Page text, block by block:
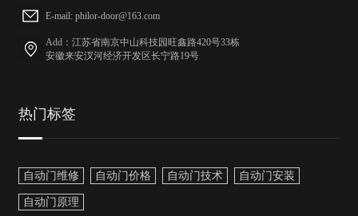
E-mail: philor-door@163.com
Add：江苏省南京中山科技园旺鑫路420号33栋
安徽来安汊河经济开发区长宁路19号
热门标签
自动门维修 自动门价格 自动门技术 自动门安装
自动门原理